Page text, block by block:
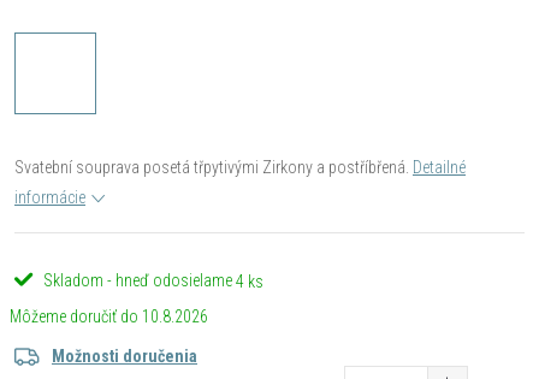
Svatební souprava posetá třpytivými Zirkony a postříbřená. Detailné
informácie
Skladom - hneď odosielame4 ks
10.8.2026
Možnosti doručenia